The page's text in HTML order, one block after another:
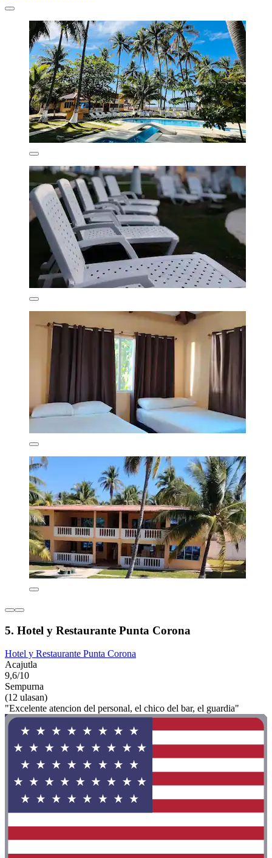
5. Hotel y Restaurante Punta Corona
Hotel y Restaurante Punta Corona
Acajutla
9,6/10
Sempurna
(12 ulasan)
"Excelente atencion del personal, el chico del bar, el guardia"